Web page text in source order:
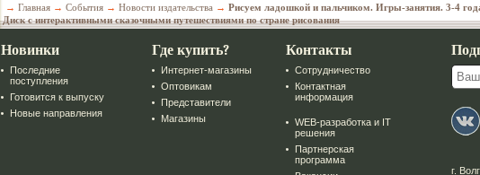
→ Главная → События → Новости издательства → Рисуем ладошкой и пальчиком. Игры-занятия. 3-4
Диск с интерактивными сказочными путешествиями по стране рисования
Новинки
Последние
поступления
Готовится к выпуску
Новые направления
Где купить?
Интернет-магазины
Оптовикам
Представители
Магазины
Контакты
Сотрудничество
Контактная
информация
WEB-разработка и IT
решения
Партнерская
программа
г.